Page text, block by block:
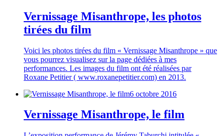
Vernissage Misanthrope, les photos
tirées du film
Voici les photos tirées du film « Vernissage Misanthrope » que
vous pourrez visualisez sur la page dédiées à mes
performances. Les images du film ont été réalisées par
Roxane Petitier ( www.roxanepetitier.com) en 2013.
6 octobre 2016
Vernissage Misanthrope, le film